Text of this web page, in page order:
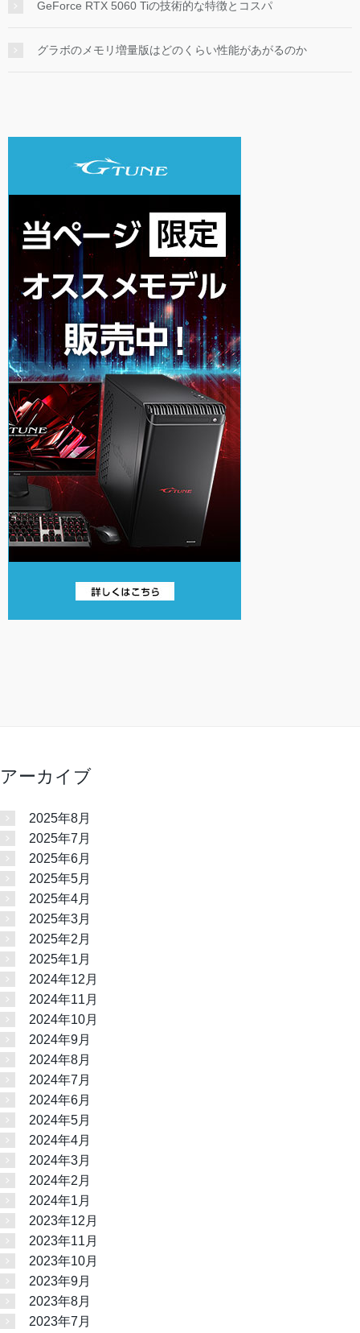
GeForce RTX 5060 Tiの技術的な特徴とコスパ
グラボのメモリ増量版はどのくらい性能があがるのか
アーカイブ
2025年8月
2025年7月
2025年6月
2025年5月
2025年4月
2025年3月
2025年2月
2025年1月
2024年12月
2024年11月
2024年10月
2024年9月
2024年8月
2024年7月
2024年6月
2024年5月
2024年4月
2024年3月
2024年2月
2024年1月
2023年12月
2023年11月
2023年10月
2023年9月
2023年8月
2023年7月